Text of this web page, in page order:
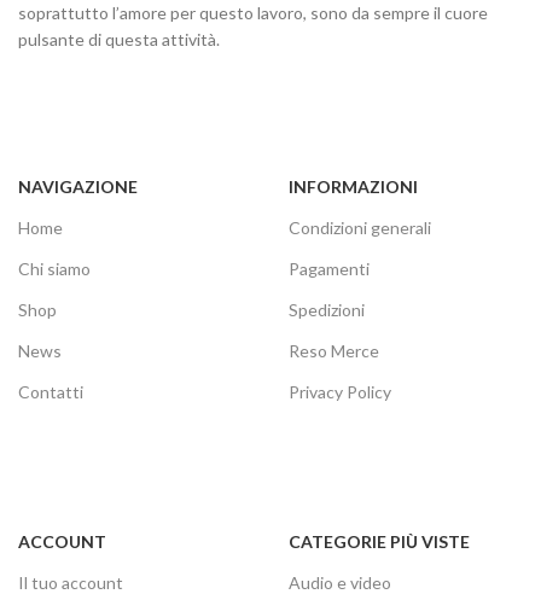
soprattutto l’amore per questo lavoro, sono da sempre il cuore
pulsante di questa attività.
NAVIGAZIONE
Home
Chi siamo
Shop
News
Contatti
INFORMAZIONI
Condizioni generali
Pagamenti
Spedizioni
Reso Merce
Privacy Policy
ACCOUNT
Il tuo account
CATEGORIE PIÙ VISTE
Audio e video